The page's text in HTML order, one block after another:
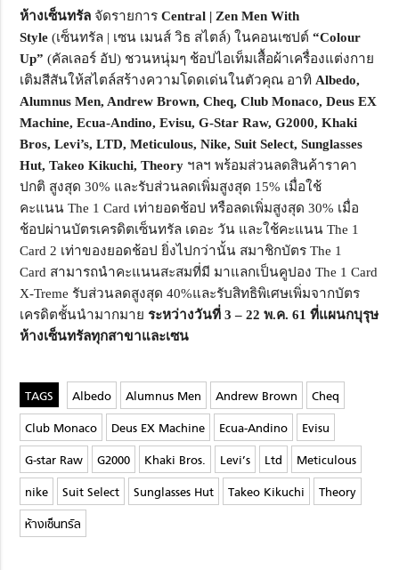
ห้างเซ็นทรัล จัดรายการCentral | Zen Men With
Style (เซ็นทรัล | เซน เมนส์ วิธ สไตล์) ในคอนเซปต์ “Colour
Up”(คัลเลอร์ อัป) ชวนหนุ่มๆ ช้อปไอเท็มเสื้อผ้าเครื่องแต่งกาย
เติมสีสันให้สไตล์สร้างความโดดเด่นในตัวคุณ อาทิ Albedo,
Alumnus Men, Andrew Brown, Cheq, Club Monaco, Deus EX
Machine, Ecua-Andino, Evisu, G-Star Raw, G2000, Khaki
Bros, Levi’s, LTD, Meticulous, Nike, Suit Select, Sunglasses
Hut, Takeo Kikuchi, Theory ฯลฯพร้อมส่วนลดสินค้าราคา
ปกติ สูงสุด 30% และรับส่วนลดเพิ่มสูงสุด 15% เมื่อใช้
คะแนนThe 1Card เท่ายอดช้อป หรือลดเพิ่มสูงสุด 30% เมื่อ
ช้อปผ่านบัตรเครดิตเซ็นทรัล เดอะ วัน และใช้คะแนน The 1
Card 2 เท่าของยอดช้อป ยิ่งไปกว่านั้น สมาชิกบัตรThe 1
Card สามารถนำคะแนนสะสมที่มี มาแลกเป็นคูปอง The 1Card
X-Treme รับส่วนลดสูงสุด 40%และรับสิทธิพิเศษเพิ่มจากบัตร
เครดิตชั้นนำมากมายระหว่างวันที่3 – 22 พ.ค. 61ที่แผนกบุรุษ
ห้างเซ็นทรัลทุกสาขาและเซน
Albedo Alumnus Men Andrew Brown
Cheq
Club Monaco
Deus EX Machine Ecua-Andino
Evisu
G-star Raw
G2000 Khaki Bros. Levi’s Ltd
Meticulous
nike
Suit Select Sunglasses Hut Takeo Kikuchi
Theory
ห้างเซ็นทรัล